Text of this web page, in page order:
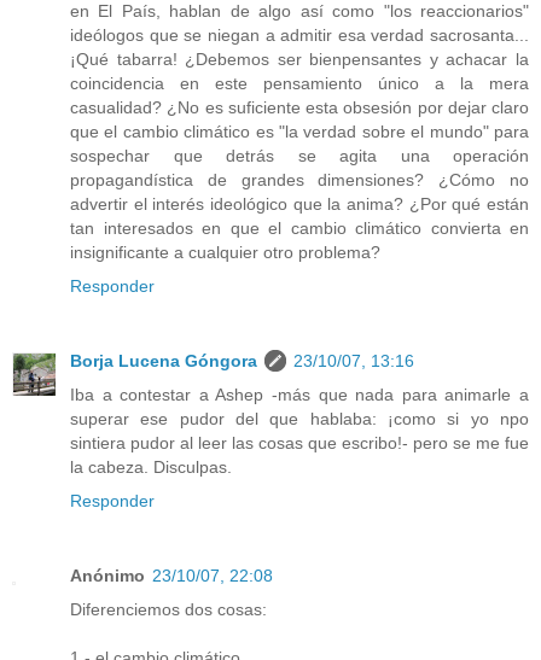
en El País, hablan de algo así como "los reaccionarios"
ideólogos que se niegan a admitir esa verdad sacrosanta...
¡Qué tabarra! ¿Debemos ser bienpensantes y achacar la
coincidencia en este pensamiento único a la mera
casualidad? ¿No es suficiente esta obsesión por dejar claro
que el cambio climático es "la verdad sobre el mundo" para
sospechar que detrás se agita una operación
propagandística de grandes dimensiones? ¿Cómo no
advertir el interés ideológico que la anima? ¿Por qué están
tan interesados en que el cambio climático convierta en
insignificante a cualquier otro problema?
Responder
Borja Lucena Góngora
23/10/07, 13:16
Iba a contestar a Ashep -más que nada para animarle a
superar ese pudor del que hablaba: ¡como si yo npo
sintiera pudor al leer las cosas que escribo!- pero se me fue
la cabeza. Disculpas.
Responder
Anónimo 23/10/07, 22:08
Diferenciemos dos cosas: